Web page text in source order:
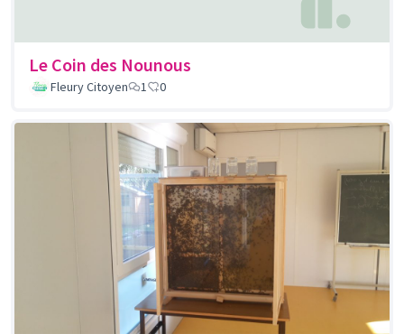
Le Coin des Nounous
Fleury Citoyen 1 0